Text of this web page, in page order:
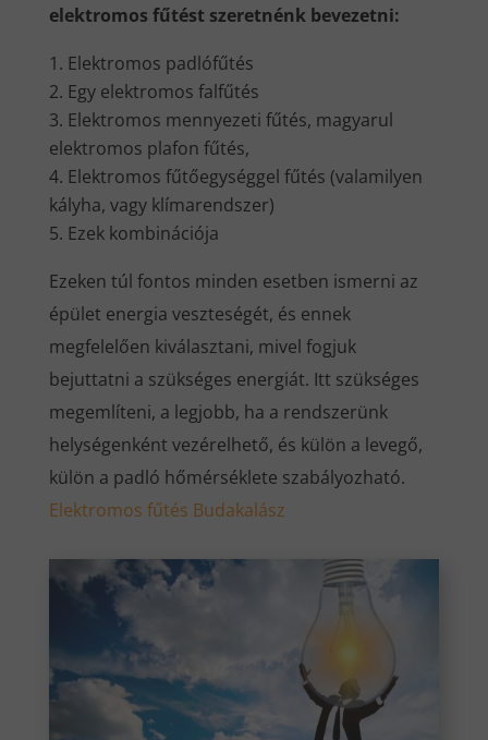
elektromos fűtést szeretnénk bevezetni:
Elektromos padlófűtés
Egy elektromos falfűtés
Elektromos mennyezeti fűtés, magyarul
elektromos plafon fűtés,
Elektromos fűtőegységgel fűtés (valamilyen
kályha, vagy klímarendszer)
Ezek kombinációja
Ezeken túl fontos minden esetben ismerni az
épület energia veszteségét, és ennek
megfelelően kiválasztani, mivel fogjuk
bejuttatni a szükséges energiát. Itt szükséges
megemlíteni, a legjobb, ha a rendszerünk
helységenként vezérelhető, és külön a levegő,
külön a padló hőmérséklete szabályozható.
Elektromos fűtés Budakalász